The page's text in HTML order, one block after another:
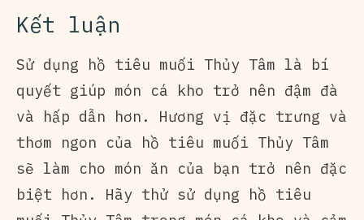
Kết luận
Sử dụng hồ tiêu muối Thủy Tâm là bí
quyết giúp món cá kho trở nên đậm đà
và hấp dẫn hơn. Hương vị đặc trưng và
thơm ngon của hồ tiêu muối Thủy Tâm
sẽ làm cho món ăn của bạn trở nên đặc
biệt hơn. Hãy thử sử dụng hồ tiêu